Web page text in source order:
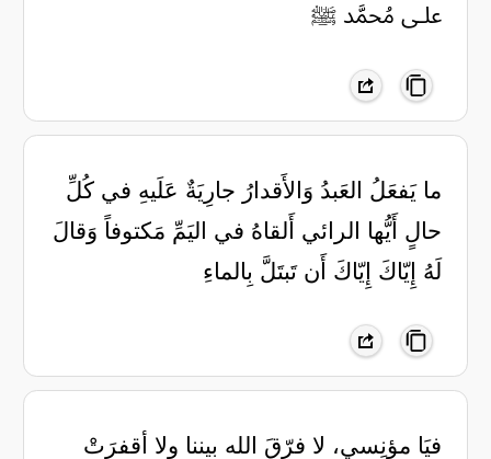
علـى مُحمَّد ﷺ
ما يَفعَلُ العَبدُ وَالأَقدارُ جارِيَةٌ عَلَيهِ في كُلِّ
حالٍ أَيُّها الرائي أَلقاهُ في اليَمِّ مَكتوفاً وَقالَ
لَهُ إِيّاكَ إِيّاكَ أَن تَبتَلَّ بِالماءِ
فيَا مؤنِسي، لا فرّقَ الله بيننا ولا أقفرَتْ